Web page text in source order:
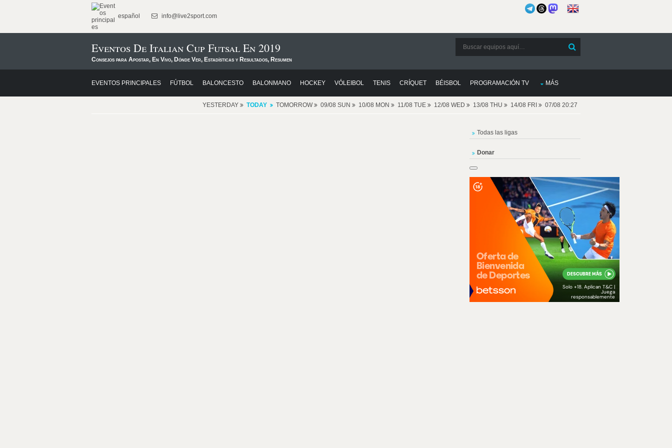
español info@live2sport.com
Eventos De Italian Cup Futsal En 2019
Consejos para Apostar, En Vivo, Dónde Ver, Estadísticas y Resultados, Resumen
EVENTOS PRINCIPALES FÚTBOL BALONCESTO BALONMANO HOCKEY VÓLEIBOL TENIS CRÍQUET BÉISBOL PROGRAMACIÓN TV MÁS
YESTERDAY TODAY TOMORROW 09/08 SUN 10/08 MON 11/08 TUE 12/08 WED 13/08 THU 14/08 FRI 07/08 20:27
Todas las ligas
Donar